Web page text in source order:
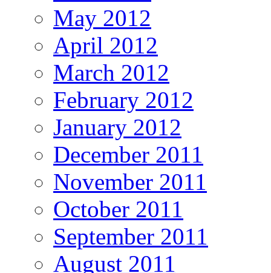
May 2012
April 2012
March 2012
February 2012
January 2012
December 2011
November 2011
October 2011
September 2011
August 2011